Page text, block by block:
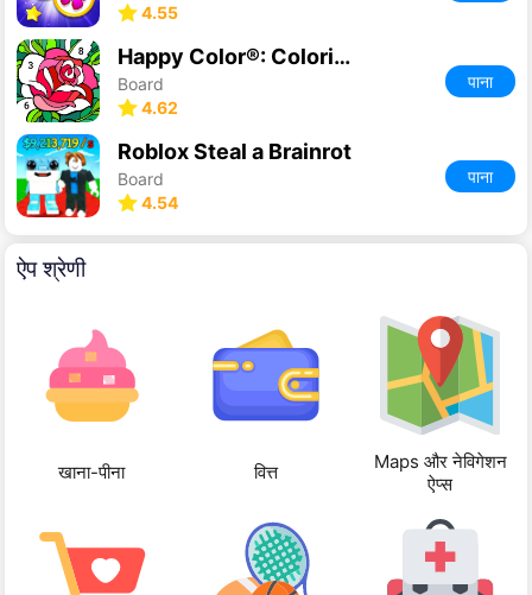
4.55
Happy Color®: Coloring Book
Board
4.62
पाना
Roblox Steal a Brainrot
Board
4.54
पाना
ऐप श्रेणी
खाना-पीना वित्त
Maps और नेविगेशन
ऐप्स